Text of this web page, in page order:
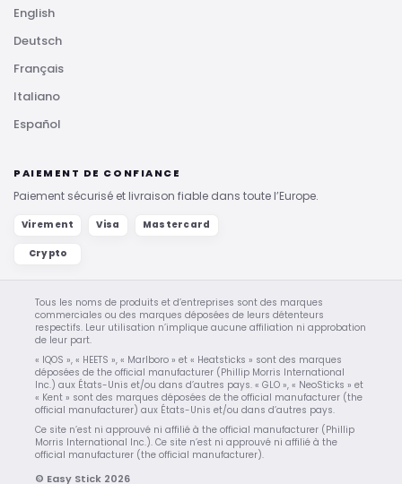
English
Deutsch
Français
Italiano
Español
PAIEMENT DE CONFIANCE
Paiement sécurisé et livraison fiable dans toute l’Europe.
Virement Visa Mastercard
Crypto
Tous les noms de produits et d’entreprises sont des marques
commerciales ou des marques déposées de leurs détenteurs
respectifs. Leur utilisation n’implique aucune affiliation ni approbation
de leur part.
« IQOS », « HEETS », « Marlboro » et « Heatsticks » sont des marques
déposées de the official manufacturer (Phillip Morris International
Inc.) aux États-Unis et/ou dans d’autres pays. « GLO », « NeoSticks » et
« Kent » sont des marques déposées de the official manufacturer (the
official manufacturer) aux États-Unis et/ou dans d’autres pays.
Ce site n’est ni approuvé ni affilié à the official manufacturer (Phillip
Morris International Inc.). Ce site n’est ni approuvé ni affilié à the
official manufacturer (the official manufacturer).
© Easy Stick 2026